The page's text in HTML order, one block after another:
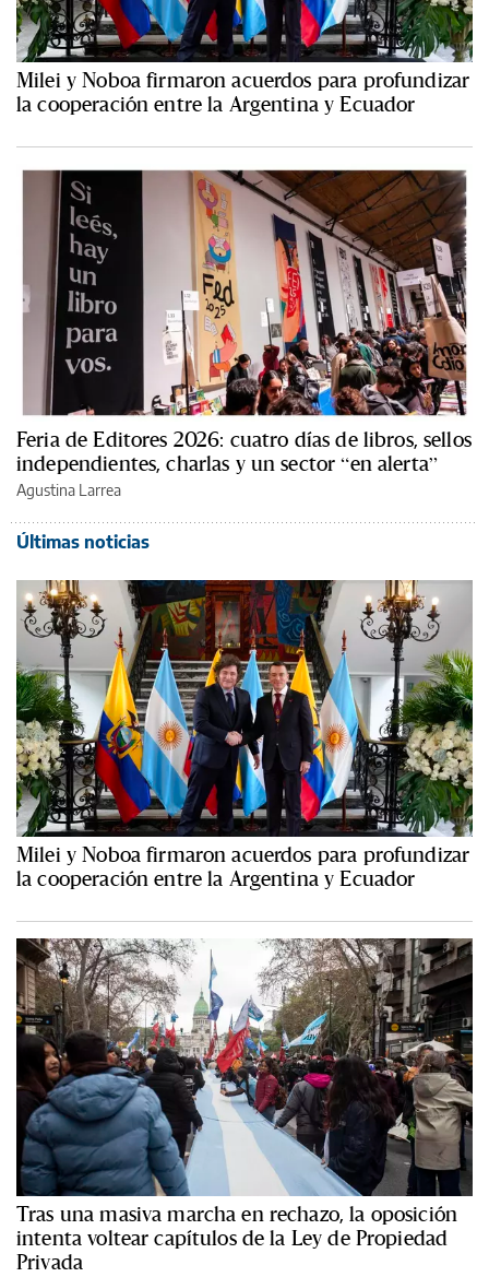
Milei y Noboa firmaron acuerdos para profundizar
la cooperación entre la Argentina y Ecuador
Feria de Editores 2026: cuatro días de libros, sellos
independientes, charlas y un sector “en alerta”
Agustina Larrea
Últimas noticias
Milei y Noboa firmaron acuerdos para profundizar
la cooperación entre la Argentina y Ecuador
Tras una masiva marcha en rechazo, la oposición
intenta voltear capítulos de la Ley de Propiedad
Privada